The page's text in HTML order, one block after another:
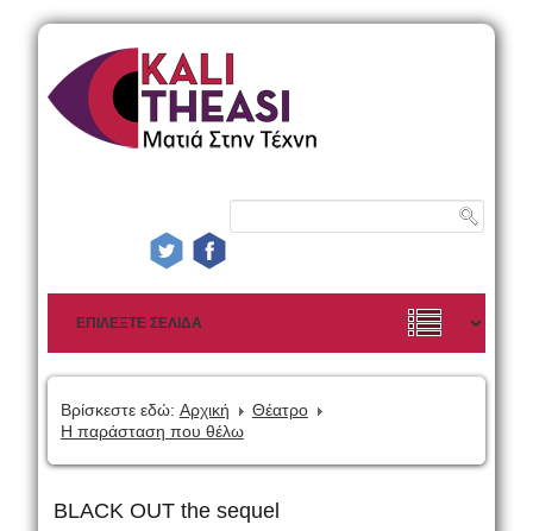
Βρίσκεστε εδώ: Αρχική
Θέατρο
Η παράσταση που θέλω
BLACK OUT the sequel